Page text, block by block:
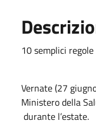
10 semplici
Vernate (27
Ministero della
durante l’estate.